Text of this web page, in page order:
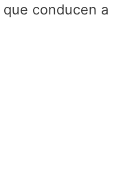
que conducen a